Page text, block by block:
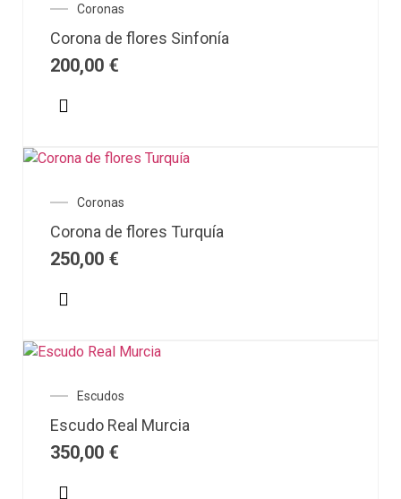
Coronas
Corona de flores Sinfonía
200,00 €
Coronas
Corona de flores Turquía
250,00 €
Escudos
Escudo Real Murcia
350,00 €